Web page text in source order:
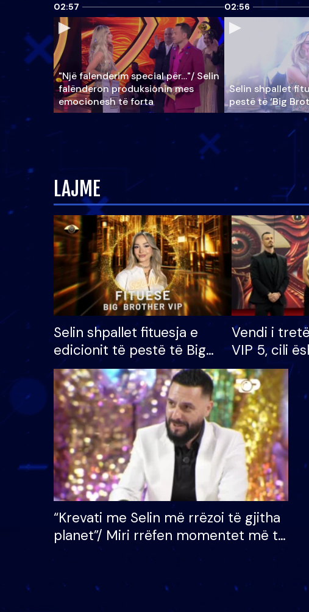
02:57
"Një falenderim special për…"/ Selin
falënderon produksionin mes
emocionesh të forta
02:56
Selin shpallet
pestë të ‘Big
LAJME
Selin shpallet fituesja e
edicionit të pestë të Big
Brother VIP, rrëmben
çmimin e madh prej 100
mijë eurosh
Vendi i
VIP 5, cili
radhës që
“Krevati me Selin më rrëzoi të gjitha
planet”/ Miri rrëfen momentet më të
bukura në shtëpinë e BB VIP: Do më